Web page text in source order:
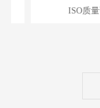
ISO质量证书